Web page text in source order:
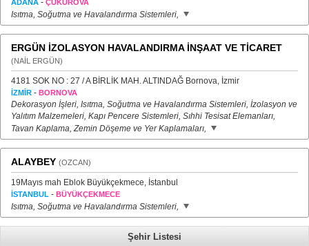
ADANA - ÇUKUROVA
Isıtma, Soğutma ve Havalandırma Sistemleri,
ERGÜN İZOLASYON HAVALANDIRMA İNŞAAT VE TİCARET
(NAİL ERGÜN)
4181 SOK NO : 27 / A BİRLİK MAH. ALTINDAĞ Bornova, İzmir
İZMİR - BORNOVA
Dekorasyon İşleri, Isıtma, Soğutma ve Havalandırma Sistemleri, İzolasyon ve
Yalıtım Malzemeleri, Kapı Pencere Sistemleri, Sıhhi Tesisat Elemanları,
Tavan Kaplama, Zemin Döşeme ve Yer Kaplamaları,
ALAYBEY (OZCAN)
19Mayıs mah Eblok Büyükçekmece, İstanbul
İSTANBUL - BÜYÜKÇEKMECE
Isıtma, Soğutma ve Havalandırma Sistemleri,
Şehir Listesi